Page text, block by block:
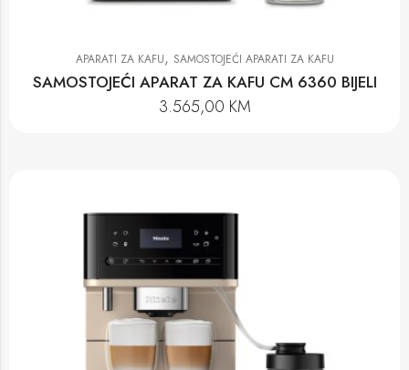
APARATI ZA KAFU, SAMOSTOJEĆI APARATI ZA KAFU
SAMOSTOJEĆI APARAT ZA KAFU CM 6360 BIJELI
3.565,00 KM